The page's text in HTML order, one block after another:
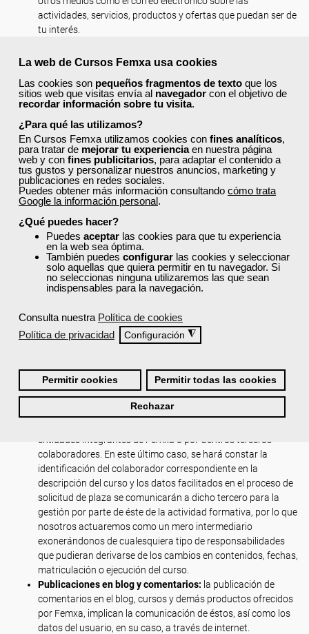
La web de Cursos Femxa usa cookies
Las cookies son pequeños fragmentos de texto que los
sitios web que visitas envía al navegador con el objetivo de
recordar información sobre tu visita.
¿Para qué las utilizamos?
En Cursos Femxa utilizamos cookies con fines analíticos,
para tratar de mejorar tu experienciaen nuestra página
web y con fines publicitarios, para adaptar el contenido a
tus gustos y personalizar nuestros anuncios, marketing y
publicaciones en redes sociales.
Puedes obtener más información consultando cómo trata
Google la información personal.
¿Qué puedes hacer?
Puedes aceptar las cookies para que tu experiencia
en la web sea óptima.
También puedes configurar las cookies y seleccionar
solo aquellas que quiera permitir en tu navegador. Si
no seleccionas ninguna utilizaremos las que sean
indispensables para la navegación.
Consulta nuestra Política de cookies
Política de privacidad
Configuración ◮
Permitir cookies Permitir todas las cookies
Rechazar
actividades, servicios, productos y ofertas que puedan ser de
tu interés.
voluntaria, podrá ser anónima en aquellos casos en que no
una vez iniciada tu sesión como usuario registrado, con tus
comentarios se publicará tu nombre de usuario, que podrá
nombre y apellidos o tratarse de un alias o “nick” anónimo.
También podrás indicar que te mantengamos informado
sobre los comentarios posteriores al tuyo.
Responsabilidad sobre los datos
aportados:
El usuario es el único responsable de la veracidad y exactitud de los
datos que facilita a través de esta web. Femxa no se hace
responsable de las consecuencias derivadas de la aportación de
datos falsos, erróneos o no verificados por parte del usuario.
Comunicaciones previstas:
Los datos de carácter personal, serán asimismo cedidos a los
colaboradores titulares de los cursos que se pretendan adquirir, con
la finalidad de que se lleve a cabo la efectiva contratación y
titular del curso estará debidamente identificada en las condiciones
particulares del curso.
Publicación de cursos de terceros:
entidades integrantes de Femxa o por Centros terceros
colaboradores. En este último caso, se hará constar la
identificación del colaborador correspondiente en la
descripción del curso y los datos facilitados en el proceso de
solicitud de plaza se comunicarán a dicho tercero para la
gestión por parte de éste de la actividad formativa, por lo que
nosotros actuaremos como un mero intermediario
exonerándonos de cualesquiera tipo de responsabilidades
que pudieran derivarse de los cambios en contenidos, fechas,
matriculación o ejecución del curso.
Publicaciones en blog y comentarios: la publicación de
comentarios en el blog, cursos y demás productos ofrecidos
por Femxa, implican la comunicación de éstos, así como los
datos del usuario, en su caso, a través de internet.